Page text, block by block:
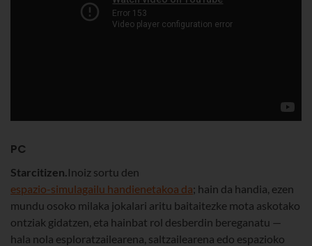
PC
Starcitizen.Inoiz sortu den
espazio-simulagailu handienetakoa da; hain da handia, ezen
mundu osoko milaka jokalari aritu baitaitezke mota askotako
ontziak gidatzen, eta hainbat rol desberdin bereganatu —
hala nola esploratzailearena, saltzailearena edo espazioko